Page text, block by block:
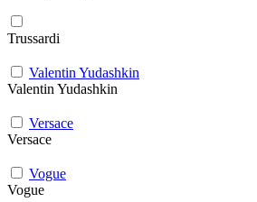
Trussardi
Valentin Yudashkin
Valentin Yudashkin
Versace
Versace
Vogue
Vogue